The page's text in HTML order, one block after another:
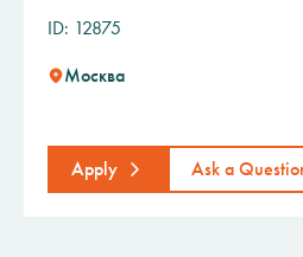
ID: 12875
Москва
Apply Ask a